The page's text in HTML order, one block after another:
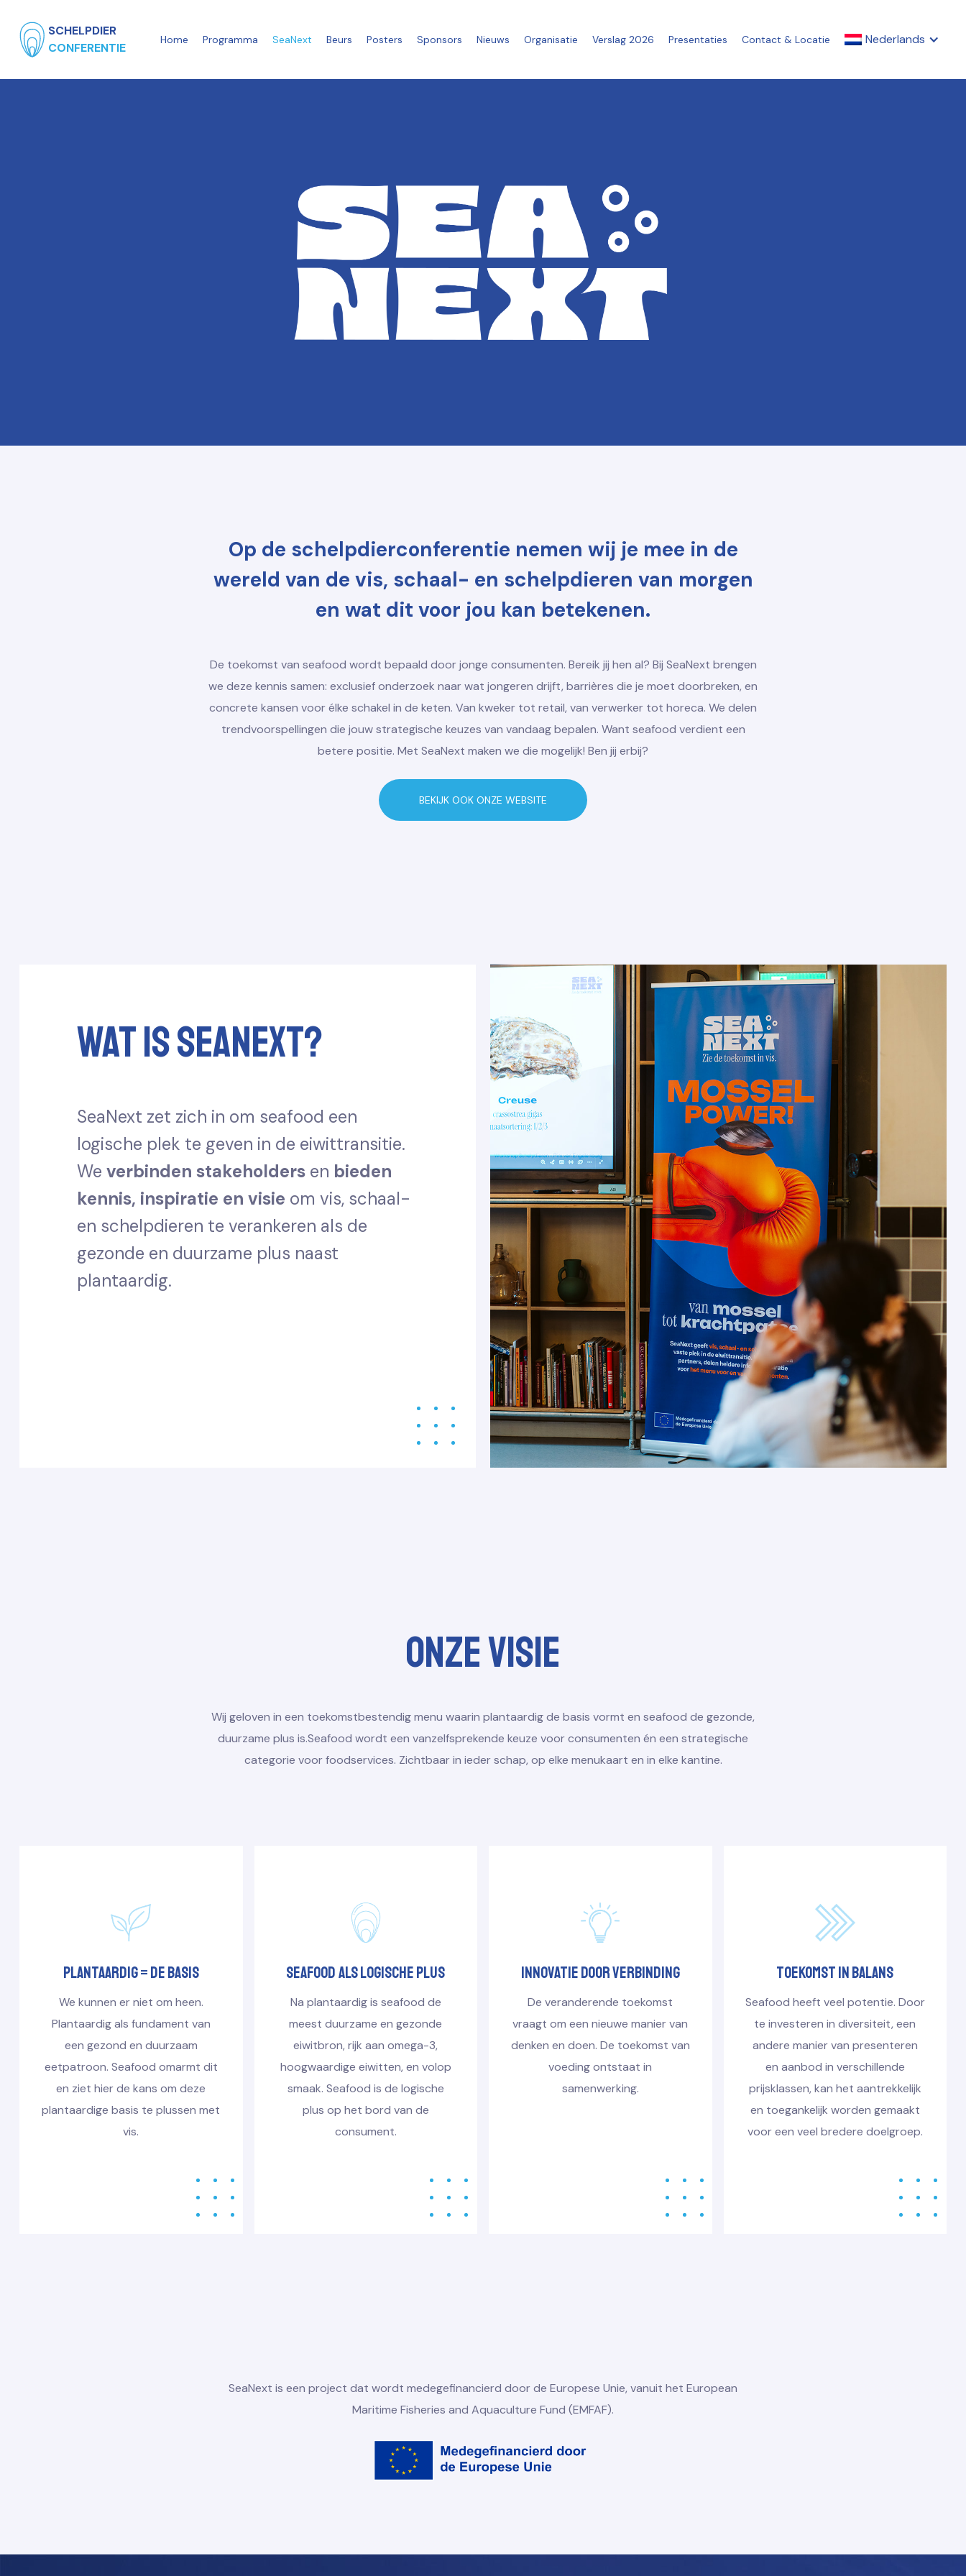
SCHELPDIER
CONFERENTIE
Home Programma SeaNext Beurs Posters Sponsors Nieuws Organisatie Verslag 2026 Presentaties Contact & Locatie Nederlands
Op de schelpdierconferentie nemen wij je mee in de
wereld van de vis, schaal- en schelpdieren van morgen
en wat dit voor jou kan betekenen.
De toekomst van seafood wordt bepaald door jonge consumenten. Bereik jij hen al? Bij SeaNext brengen
we deze kennis samen: exclusief onderzoek naar wat jongeren drijft, barrières die je moet doorbreken, en
concrete kansen voor élke schakel in de keten. Van kweker tot retail, van verwerker tot horeca. We delen
trendvoorspellingen die jouw strategische keuzes van vandaag bepalen. Want seafood verdient een
betere positie. Met SeaNext maken we die mogelijk! Ben jij erbij?
BEKIJK OOK ONZE WEBSITE
Wat is SeaNext?
SeaNext zet zich in om seafood een
logische plek te geven in de eiwittransitie.
We verbinden stakeholders en bieden
kennis, inspiratie en visie om vis, schaal-
en schelpdieren te verankeren als de
gezonde en duurzame plus naast
plantaardig.
Onze Visie
Wij geloven in een toekomstbestendig menu waarin plantaardig de basis vormt en seafood de gezonde,
duurzame plus is.Seafood wordt een vanzelfsprekende keuze voor consumenten én een strategische
categorie voor foodservices. Zichtbaar in ieder schap, op elke menukaart en in elke kantine.
PLANTAARDIG = DE BASIS
We kunnen er niet om heen.
Plantaardig als fundament van
een gezond en duurzaam
eetpatroon. Seafood omarmt dit
en ziet hier de kans om deze
plantaardige basis te plussen met
vis.
Seafood als logische plus
Na plantaardig is seafood de
meest duurzame en gezonde
eiwitbron, rijk aan omega-3,
hoogwaardige eiwitten, en volop
smaak. Seafood is de logische
plus op het bord van de
consument.
innovatie door verbinding
De veranderende toekomst
vraagt om een nieuwe manier van
denken en doen. De toekomst van
voeding ontstaat in
samenwerking.
toekomst in balans
Seafood heeft veel potentie. Door
te investeren in diversiteit, een
andere manier van presenteren
en aanbod in verschillende
prijsklassen, kan het aantrekkelijk
en toegankelijk worden gemaakt
voor een veel bredere doelgroep.
SeaNext is een project dat wordt medegefinancierd door de Europese Unie, vanuit het European
Maritime Fisheries and Aquaculture Fund (EMFAF).